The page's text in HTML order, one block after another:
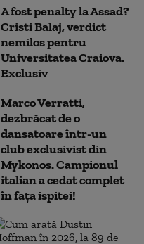
A fost penalty la Assad?
Cristi Balaj, verdict
nemilos pentru
Universitatea Craiova.
Exclusiv
Marco Verratti,
dezbrăcat de o
dansatoare într-un
club exclusivist din
Mykonos. Campionul
italian a cedat complet
în fața ispitei!